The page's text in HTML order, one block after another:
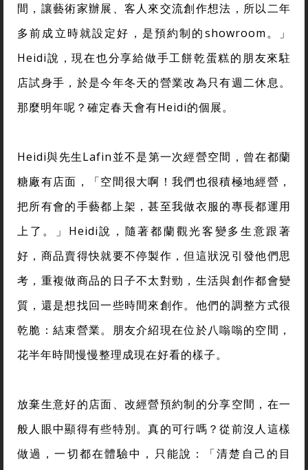
間，讓藝術家辦展、客人來交流創作想法，所以二年
多前成立時就設定好，是預約制的showroom。」
Heidi說，現在也分享給做手工餅乾蛋糕的朋友來駐
店試身手，於是今年冬天的營業改為只有週二休息。
那麼明年呢？確定春天會有Heidi的個展。
Heidi與先生Lafin並不是第一次經營空間，曾在都蘭
糖廠有店面，「空間很大啊！我們也很積極地經營，
把所有會的手藝都上架，甚至我做衣服的專長都運用
上了。」Heidi說，隨著都蘭觀光客變多生意跟著
好，商品賣得快就要不停製作，但這狀況引發他們思
考，重複做商品的日子不太對勁，生活與創作都會變
質，還是想找回一些時間來創作。他們的調整方式很
乾脆：結束營業。朋友介紹現在位於八嗡嗡的空間，
花半年時間慢慢整理成現在好看的樣子。
放棄生意好的店面、改經營預約制的分享空間，在一
般人眼中顯得有些特別。真的可行嗎？從前沒人這樣
做過，一切都在體驗中，只能說：「清楚自己的目